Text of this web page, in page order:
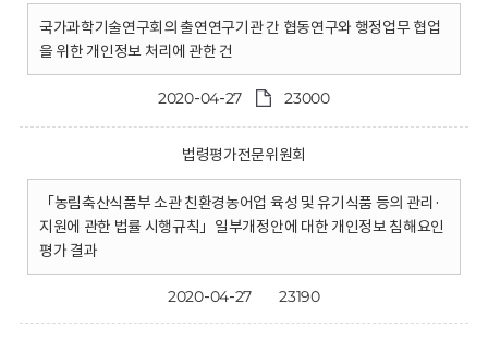
국가과학기술연구회의 출연연구기관 간 협동연구와 행정업무 협업
을 위한 개인정보 처리에 관한 건
2020-04-27 23000
법령평가전문위원회
「농림축산식품부 소관 친환경농어업 육성 및 유기식품 등의 관리·
지원에 관한 법률 시행규칙」일부개정안에 대한 개인정보 침해요인
평가 결과
2020-04-27 23190